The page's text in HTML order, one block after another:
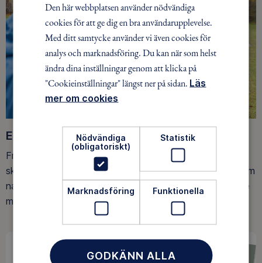
Ett friluftsliv för alla
Friluftsfrämjandet arbetar för att så många som möjligt
ska upptäcka den rörelseglädje och de hälsoeffekter som
naturen ger. Som medlem bidrar du också till vårt arbete
med att skydda allemansrätten.
Den här webbplatsen använder nödvändiga
cookies för att ge dig en bra användarupplevelse.
Med ditt samtycke använder vi även cookies för
analys och marknadsföring. Du kan när som helst
ändra dina inställningar genom att klicka på
"Cookieinställningar" längst ner på sidan. Läs
mer om cookies
Nödvändiga
(obligatoriskt)
Statistik
Marknadsföring Funktionella
GODKÄNN ALLA